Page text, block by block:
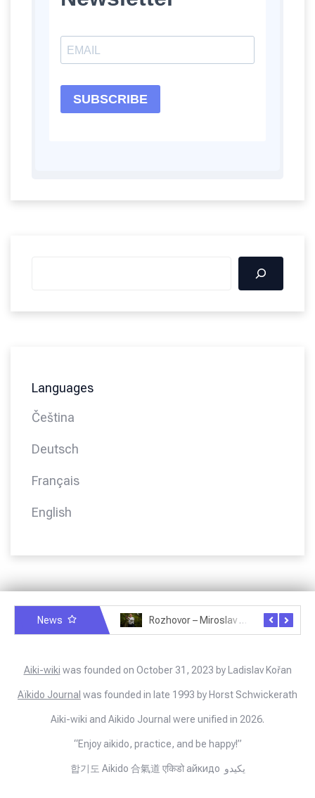
Languages
Čeština
Deutsch
Français
English
News Rozhovor – Miroslav Šmíd – 22.3.2025
Aiki-wiki was founded on October 31, 2023 by Ladislav Kořan
Aïkido Journal was founded in late 1993 by Horst Schwickerath
Aiki-wiki and Aikido Journal were unified in 2026.
“Enjoy aikido, practice, and be happy!”
합기도 Aikido 合氣道 एकिडो айкидо يكيدو